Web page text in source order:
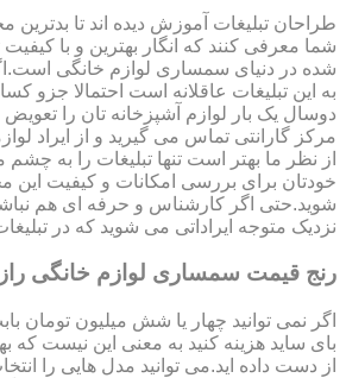
طراحان تبلیغات آموزش دیده اند تا
شما معرفی کنند که انگار بهترین و با
شده در دنیای سمساری لوازم خانگی
به این تبلیغات عاقلانه است احتمالا جزو
دوسال یک بار لوازم آشپزخانه تان را تعویض
مرکز گارانتی تماس می گیرید و از ایراد
از نظر ما بهتر است تنها تبلیغات را به چشم
خودتان برای بررسی امکانات و کیفیت این
شوید.حتی اگر کارشناس و حرفه ای هم
نزدیک متوجه ایراداتی می شوید که در
رنج قیمت سمساری لوازم خانگی
اگر نمی توانید چهار یا شش میلیون تومان
بای ساید هزینه کنید به معنی این نیست که
از دست داده اید.می توانید مدل هایی را